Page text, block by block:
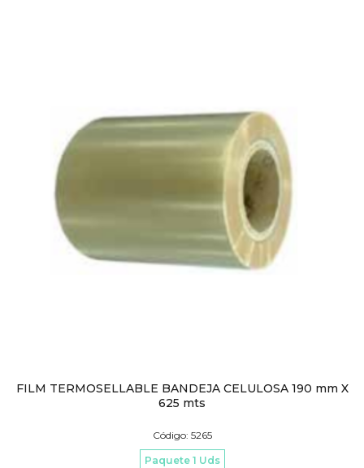
FILM TERMOSELLABLE BANDEJA CELULOSA 190 mm X
625 mts
Código: 5265
Paquete 1 Uds